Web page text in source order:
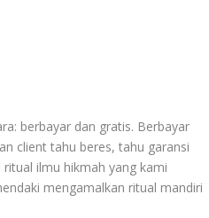
berbayar dan gratis. Berbayar
client tahu beres, tahu garansi
ilmu hikmah yang kami
mengamalkan ritual mandiri